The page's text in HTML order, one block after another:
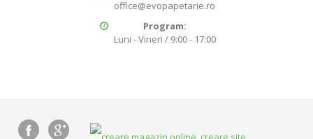
office@evopapetarie.ro
Program:
Luni - Vineri / 9:00 - 17:00